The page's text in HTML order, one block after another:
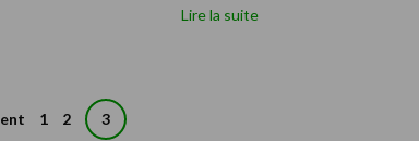
Lire la suite
1 2 3